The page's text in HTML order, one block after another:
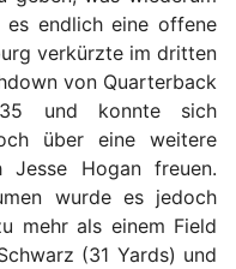
endlich eine offene
verkürzte im dritten
von Quarterback
und konnte sich
über eine weitere
Jesse Hogan freuen.
wurde es jedoch
mehr als einem Field
(31 Yards) und